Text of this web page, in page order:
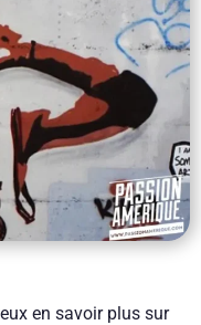
en savoir plus sur